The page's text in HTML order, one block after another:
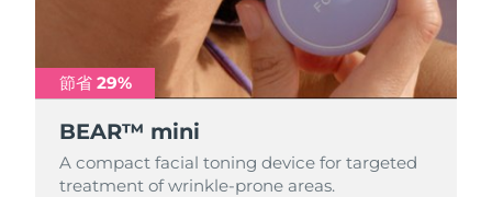
節省 29%
BEAR™ mini
A compact facial toning device for targeted
treatment of wrinkle-prone areas.
預計送達日期 8/9/26
阿拉伯聯合大公國 預計送達日期8/9/26
英國
美國 預計送達日期